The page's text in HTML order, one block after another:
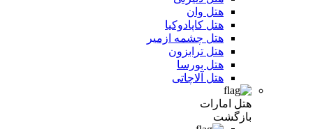
هتل وان
هتل کاپادوکیا
هتل چشمه ازمیر
هتل ترابزون
هتل بورسا
هتل آلاچاتی
هتل امارات
بازگشت